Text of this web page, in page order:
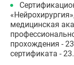
медицинская
прохождения -
сертификата -